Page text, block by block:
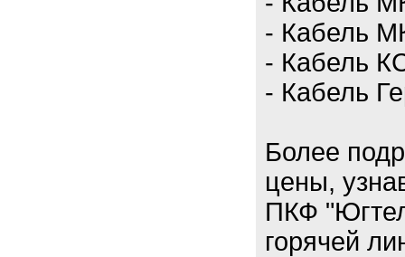
- Кабель
- Кабель
- Кабель
Более
цены,
ПКФ
горячей